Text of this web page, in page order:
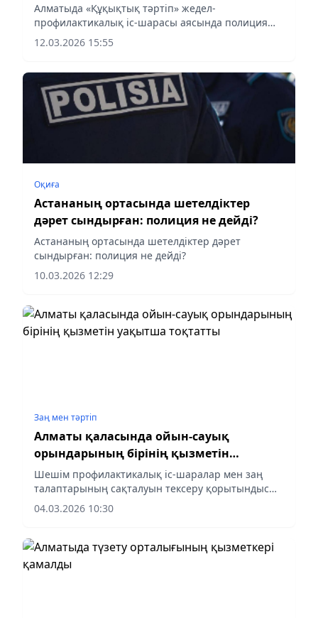
Алматыда «Құқықтық тәртіп» жедел-
профилактикалық іс-шарасы аясында полиция
қызметкерлері 7300-ден астам азаматтық қару
иесін тексерді. Нәтижесінде қаруды сақтау
тартылып, заңсыз сақталған 258 бірлік қару
тәркіленді. Полицейлер мұндай тексерулердің
мақсаты – құқық бұзушылықтар мен жазатайым
оқиғалардың алдын алу екенін атап өтті.
12.03.2026 15:55
Оқиға
Астананың ортасында шетелдіктер
дәрет сындырған: полиция не дейді?
Астананың ортасында шетелдіктер дәрет
сындырған: полиция не дейді?
10.03.2026 12:29
Заң мен тəртіп
Алматы қаласында ойын-сауық
орындарының бірінің қызметін
уақытша тоқтатты
Шешім профилактикалық іс-шаралар мен заң
талаптарының сақталуын тексеру қорытындысы
бойынша қабылданды.
04.03.2026 10:30